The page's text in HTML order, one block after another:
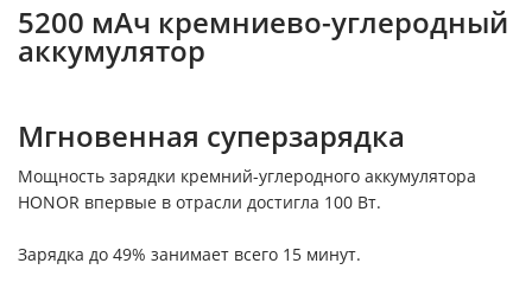
5200 мАч кремниево-углеродный
аккумулятор
Мгновенная суперзарядка
Мощность зарядки кремний-углеродного аккумулятора
HONOR впервые в отрасли достигла 100 Вт.
Зарядка до 49% занимает всего 15 минут.